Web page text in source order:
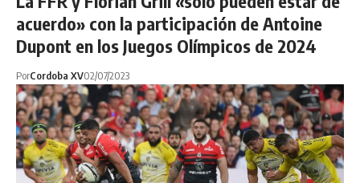
acuerdo» con la participación de Antoine
Dupont en los Juegos Olímpicos de 2024
PorCordoba XV02/07/2023